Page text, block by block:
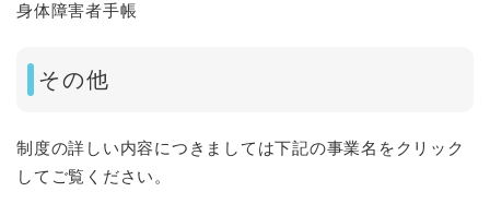
身体障害者手帳
その他
制度の詳しい内容につきましては下記の事業名をクリック
してご覧ください。